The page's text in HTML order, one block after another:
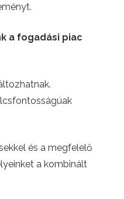
a fogadási piac
és a megfelelő
a kombinált